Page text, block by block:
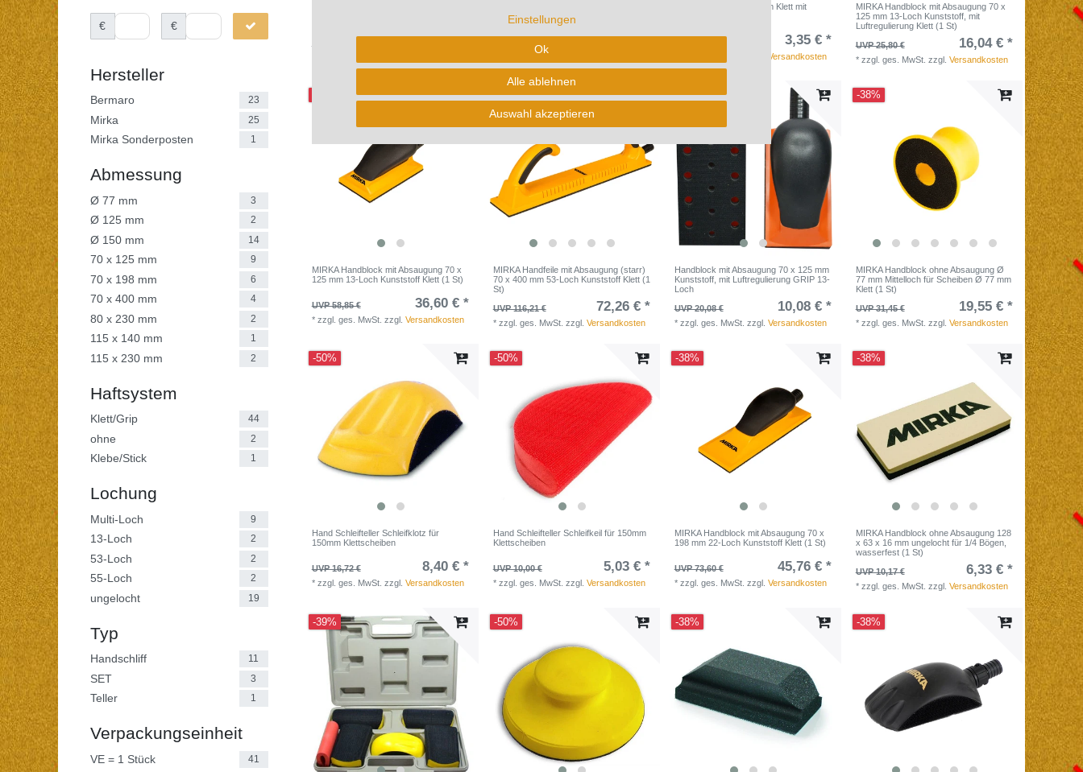
€ €
Hersteller
Bermaro 23
Mirka 25
Mirka Sonderposten 1
Abmessung
Ø 77 mm 3
Ø 125 mm 2
Ø 150 mm 14
70 x 125 mm 9
70 x 198 mm 6
70 x 400 mm 4
80 x 230 mm 2
115 x 140 mm 1
115 x 230 mm 2
Haftsystem
Klett/Grip 44
ohne 2
Klebe/Stick 1
Lochung
Multi-Loch 9
13-Loch 2
53-Loch 2
55-Loch 2
ungelocht 19
Typ
Handschliff 11
SET 3
Teller 1
Verpackungseinheit
VE = 1 Stück 41
UVP 38,48 €
Klettschlaufen
3,35 € *
zzgl. ges. MwSt.
Hand Schleifteller 125mm Klett mit
3,35 € *
Versandkosten
MIRKA Handblock mit Absaugung 70 x
125 mm 13-Loch Kunststoff, mit
Luftregulierung Klett (1 St)
UVP 25,80 €
16,04 € *
* zzgl. ges. MwSt. zzgl. Versandkosten
MIRKA Handblock mit Absaugung 70 x
125 mm 13-Loch Kunststoff Klett (1 St)
UVP 58,85 € 36,60 € *
* zzgl. ges. MwSt. zzgl. Versandkosten
-38%
MIRKA Handfeile mit Absaugung (starr)
70 x 400 mm 53-Loch Kunststoff Klett (1
St)
UVP 116,21 €
72,26 € *
* zzgl. ges. MwSt. zzgl. Versandkosten
-50%
Handblock mit Absaugung 70 x 125 mm
Kunststoff, mit Luftregulierung GRIP 13-
Loch
UVP 20,08 €
10,08 € *
* zzgl. ges. MwSt. zzgl. Versandkosten
-38%
MIRKA Handblock ohne Absaugung Ø
77 mm Mittelloch für Scheiben Ø 77 mm
Klett (1 St)
UVP 31,45 €
19,55 € *
* zzgl. ges. MwSt. zzgl. Versandkosten
-50%
Hand Schleifteller Schleifklotz für
150mm Klettscheiben
UVP 16,72 € 8,40 € *
* zzgl. ges. MwSt. zzgl. Versandkosten
-50%
Hand Schleifteller Schleifkeil für 150mm
Klettscheiben
UVP 10,00 € 5,03 € *
* zzgl. ges. MwSt. zzgl. Versandkosten
-38%
MIRKA Handblock mit Absaugung 70 x
198 mm 22-Loch Kunststoff Klett (1 St)
UVP 73,60 € 45,76 € *
* zzgl. ges. MwSt. zzgl. Versandkosten
-38%
MIRKA Handblock ohne Absaugung 128
x 63 x 16 mm ungelocht für 1/4 Bögen,
wasserfest (1 St)
UVP 10,17 €
6,33 € *
* zzgl. ges. MwSt. zzgl. Versandkosten
-39% -50% -38% -38%
Einstellungen
Ok
Alle ablehnen
Auswahl akzeptieren